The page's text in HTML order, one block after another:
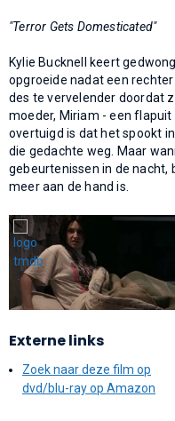
"Terror Gets Domesticated"
Kylie Bucknell keert
opgroeide nadat een
des te vervelender doordat
moeder, Miriam - een
overtuigd is dat het spookt
die gedachte weg. Maar
gebeurtenissen in de
meer aan de hand is.
Externe links
Zoek naar deze film op
dvd/blu-ray op Amazon